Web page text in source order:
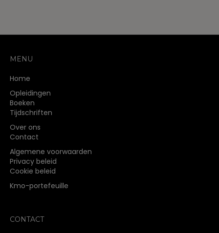
optie
MENU
Home
Opleidingen
Boeken
Tijdschriften
Over ons
Contact
Algemene voorwaarden
Privacy beleid
Cookie beleid
Kmo-portefeuille
CONTACT